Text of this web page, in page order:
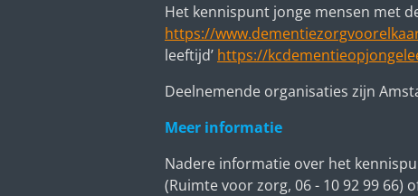
Het kennispunt jonge mensen met
https://
leeftijd’ https://
Deelnemende organisaties zijn
Meer informatie
Nadere informatie over het
(Ruimte voor zorg, 06 - 10 92 99 66)